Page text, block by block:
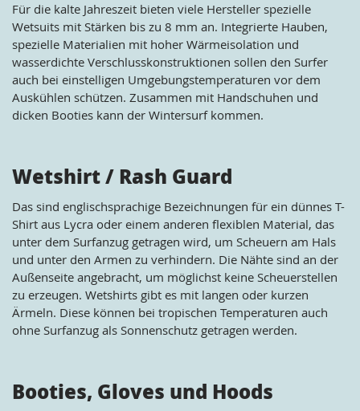
Für die kalte Jahreszeit bieten viele Hersteller spezielle
Wetsuits mit Stärken bis zu 8 mm an. Integrierte Hauben,
spezielle Materialien mit hoher Wärmeisolation und
wasserdichte Verschlusskonstruktionen sollen den Surfer
auch bei einstelligen Umgebungstemperaturen vor dem
Auskühlen schützen. Zusammen mit Handschuhen und
dicken Booties kann der Wintersurf kommen.
Wetshirt / Rash Guard
Das sind englischsprachige Bezeichnungen für ein dünnes T-
Shirt aus Lycra oder einem anderen flexiblen Material, das
unter dem Surfanzug getragen wird, um Scheuern am Hals
und unter den Armen zu verhindern. Die Nähte sind an der
Außenseite angebracht, um möglichst keine Scheuerstellen
zu erzeugen. Wetshirts gibt es mit langen oder kurzen
Ärmeln. Diese können bei tropischen Temperaturen auch
ohne Surfanzug als Sonnenschutz getragen werden.
Booties, Gloves und Hoods